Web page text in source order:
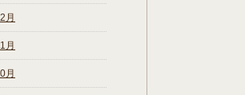
月
月
月